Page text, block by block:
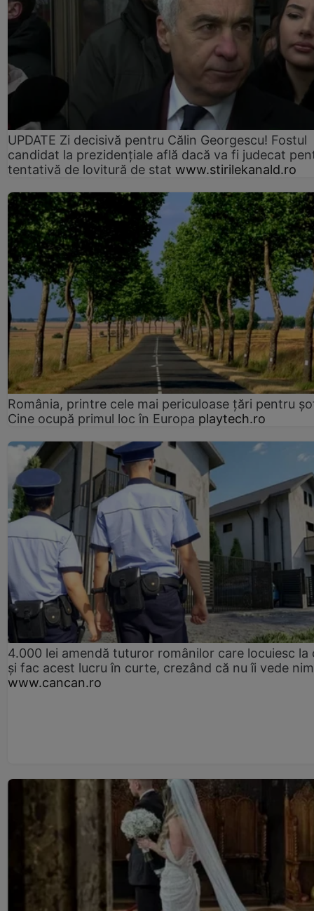
UPDATE Zi decisivă pentru Călin Georgescu! Fostul
candidat la prezidențiale află dacă va fi judecat
tentativă de lovitură de stat www.stirilekanald.ro
România, printre cele mai periculoase țări pentru
Cine ocupă primul loc în Europa playtech.ro
4.000 lei amendă tuturor românilor care locuiesc la
și fac acest lucru în curte, crezând că nu îi vede
www.cancan.ro